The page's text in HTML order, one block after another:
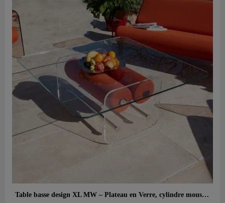
Aperçu rapide Table basse design XL MW – Plateau en Verre, cylindre mousse alvéolaire